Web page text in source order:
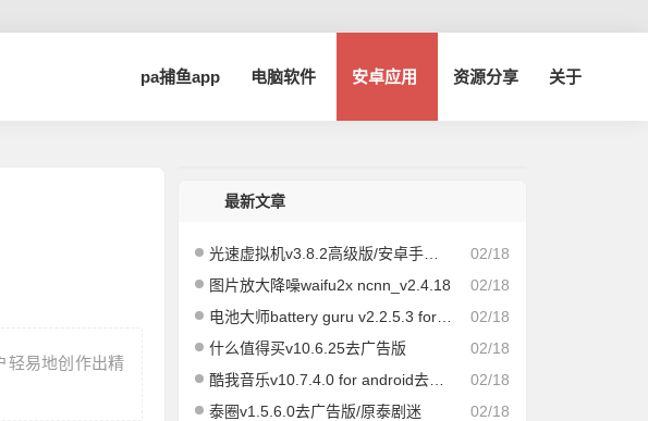
pa捕鱼app 电脑软件 安卓应用 资源分享 关于
轻易地创作出精
最新文章
02/18
光速虚拟机v3.8.2高级版/安卓手机虚拟机
02/18
图片放大降噪waifu2x ncnn_v2.4.18
02/18
电池大师battery guru v2.2.5.3 for android 解锁付费版
02/18
什么值得买v10.6.25去广告版
02/18
酷我音乐v10.7.4.0 for android去广告vip版
02/18
泰圈v1.5.6.0去广告版/原泰剧迷